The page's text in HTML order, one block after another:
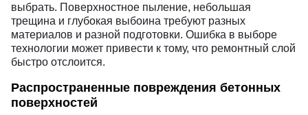
выбрать. Поверхностное пыление, небольшая
трещина и глубокая выбоина требуют разных
материалов и разной подготовки. Ошибка в выборе
технологии может привести к тому, что ремонтный слой
быстро отслоится.
Распространенные повреждения бетонных
поверхностей